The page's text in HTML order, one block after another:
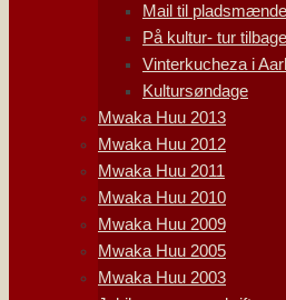
Mail til
På kultur- tur tilbage
Vinterkucheza i
Kultursøndage
Mwaka Huu 2013
Mwaka Huu 2012
Mwaka Huu 2011
Mwaka Huu 2010
Mwaka Huu 2009
Mwaka Huu 2005
Mwaka Huu 2003